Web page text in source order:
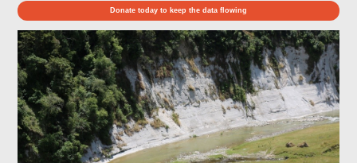
Donate today to keep the data flowing